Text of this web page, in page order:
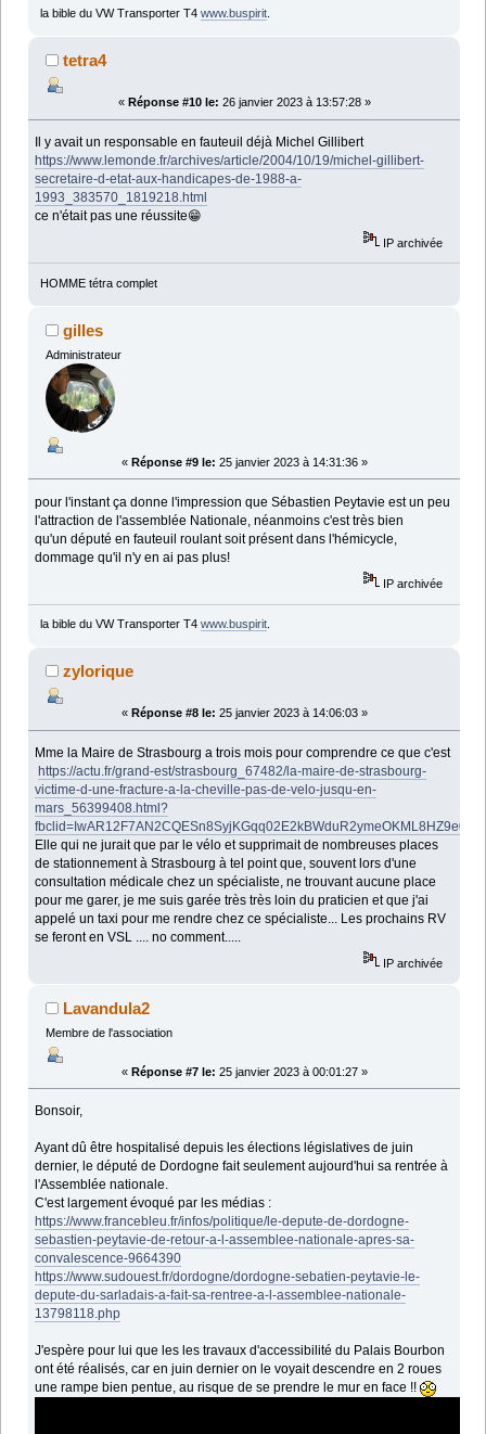
la bible du VW Transporter T4 www.buspirit.
tetra4
« Réponse #10 le: 26 janvier 2023 à 13:57:28 »
Il y avait un responsable en fauteuil déjà Michel Gillibert
https://www.lemonde.fr/archives/article/2004/10/19/michel-gillibert-
secretaire-d-etat-aux-handicapes-de-1988-a-
1993_383570_1819218.html
ce n'était pas une réussite😁
IP archivée
HOMME tétra complet
gilles
Administrateur
« Réponse #9 le: 25 janvier 2023 à 14:31:36 »
pour l'instant ça donne l'impression que Sébastien Peytavie est un peu
l'attraction de l'assemblée Nationale, néanmoins c'est très bien
qu'un député en fauteuil roulant soit présent dans l'hémicycle,
dommage qu'il n'y en ai pas plus!
IP archivée
la bible du VW Transporter T4 www.buspirit.
zylorique
« Réponse #8 le: 25 janvier 2023 à 14:06:03 »
Mme la Maire de Strasbourg a trois mois pour comprendre ce que c'est
https://actu.fr/grand-est/strasbourg_67482/la-maire-de-strasbourg-
victime-d-une-fracture-a-la-cheville-pas-de-velo-jusqu-en-
mars_56399408.html?
Elle qui ne jurait que par le vélo et supprimait de nombreuses places
de stationnement à Strasbourg à tel point que, souvent lors d'une
consultation médicale chez un spécialiste, ne trouvant aucune place
pour me garer, je me suis garée très très loin du praticien et que j'ai
appelé un taxi pour me rendre chez ce spécialiste... Les prochains RV
se feront en VSL .... no comment.....
IP archivée
Lavandula2
Membre de l'association
« Réponse #7 le: 25 janvier 2023 à 00:01:27 »
Bonsoir,
Ayant dû être hospitalisé depuis les élections législatives de juin
dernier, le député de Dordogne fait seulement aujourd'hui sa rentrée à
l'Assemblée nationale.
C'est largement évoqué par les médias :
https://www.francebleu.fr/infos/politique/le-depute-de-dordogne-
sebastien-peytavie-de-retour-a-l-assemblee-nationale-apres-sa-
convalescence-9664390
https://www.sudouest.fr/dordogne/dordogne-sebatien-peytavie-le-
depute-du-sarladais-a-fait-sa-rentree-a-l-assemblee-nationale-
13798118.php
J'espère pour lui que les les travaux d'accessibilité du Palais Bourbon
ont été réalisés, car en juin dernier on le voyait descendre en 2 roues
une rampe bien pentue, au risque de se prendre le mur en face !!